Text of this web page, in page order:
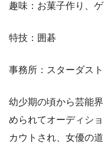
趣味：お菓子作り、
特技：囲碁
事務所：スターダス
幼少期の頃から芸能
められてオーディシ
カウトされ、女優の